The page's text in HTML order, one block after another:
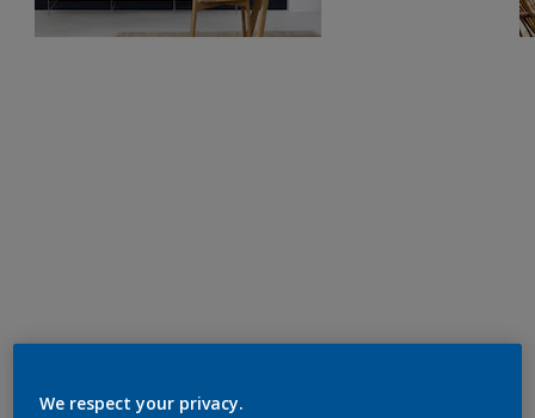
We respect your privacy.